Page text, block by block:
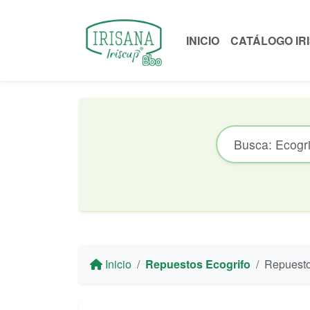
INICIO CATÁLOGO
Inicio Repuestos Ecogrifo Repuesto